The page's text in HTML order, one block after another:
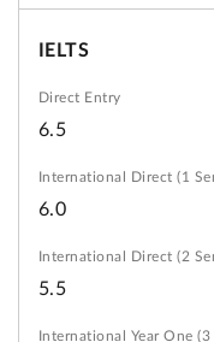
IELTS
6.5
6.0
5.5